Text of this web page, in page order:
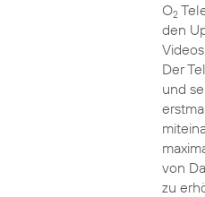
O2
den
Der
und
von
zu